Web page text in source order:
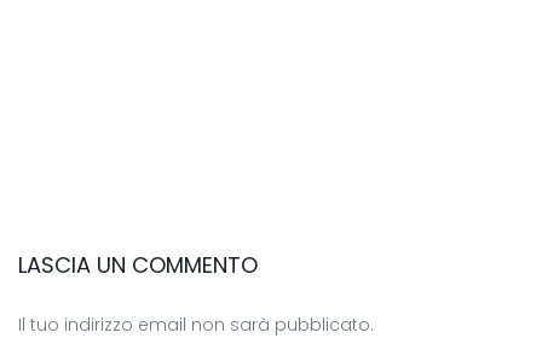
LASCIA UN COMMENTO
Il tuo indirizzo email non sarà pubblicato.